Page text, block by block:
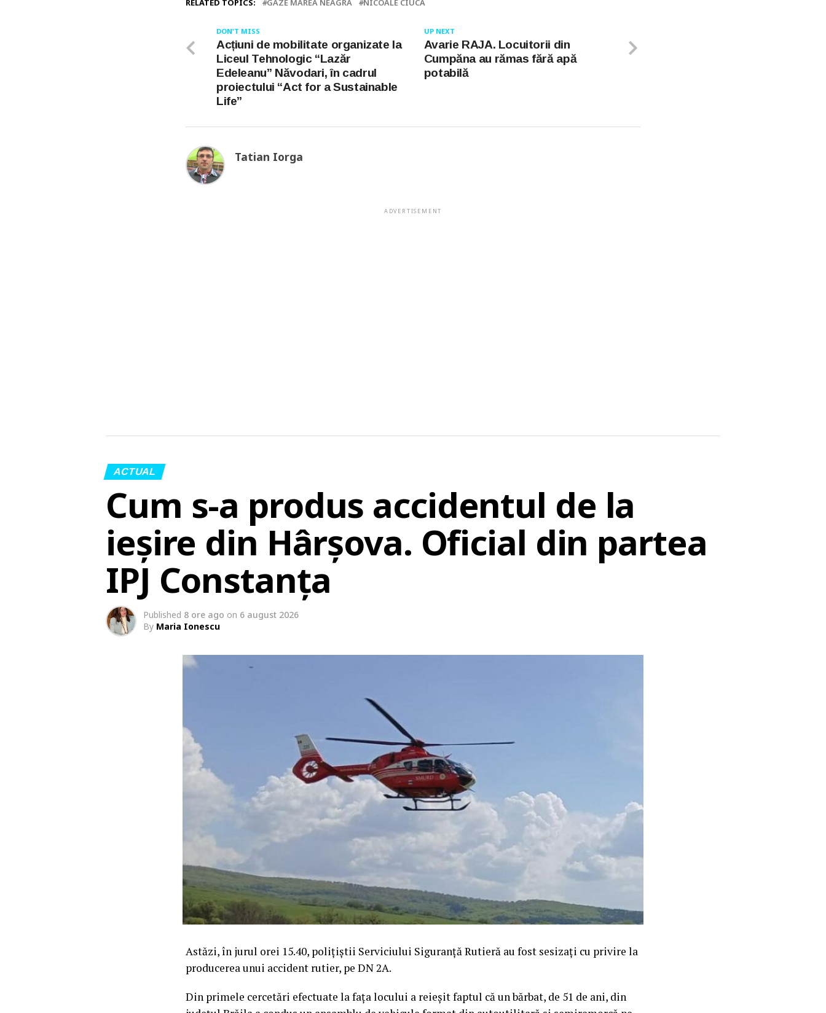
RELATED TOPICS: GAZE MAREA NEAGRA NICOALE CIUCĂ
UP NEXT
Avarie RAJA. Locuitorii din
Cumpăna au rămas fără apă
potabilă
DON'T MISS
Acțiuni de mobilitate organizate la
Liceul Tehnologic “Lazăr
Edeleanu” Năvodari, în cadrul
proiectului “Act for a Sustainable
Life”
Tatian Iorga
ADVERTISEMENT
ACTUAL
Cum s-a produs accidentul de la
ieșire din Hârșova. Oficial din partea
IPJ Constanța
Published 8 ore ago on 6 august 2026
By Maria Ionescu
Astăzi, în jurul orei 15.40, polițiștii Serviciului Siguranță Rutieră au fost sesizați cu privire la
producerea unui accident rutier, pe DN 2A.
Din primele cercetări efectuate la fața locului a reieșit faptul că un bărbat, de 51 de ani, din